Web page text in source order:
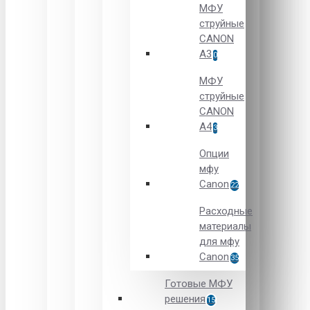
МФУ
струйные
CANON
А3 0
МФУ
струйные
CANON
А4 3
Опции
мфу
Canon 22
Расходные
материалы
для мфу
Canon 35
Готовые МФУ
решения 15